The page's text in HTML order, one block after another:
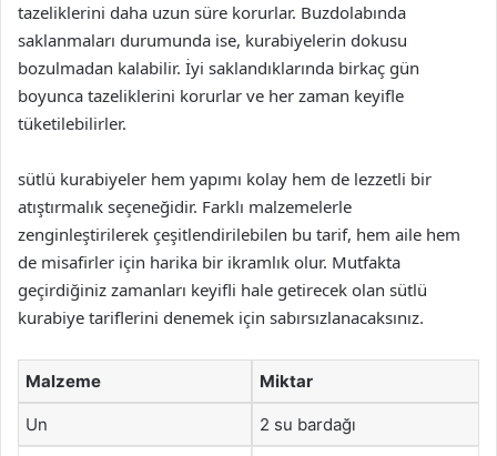
tazeliklerini daha uzun süre korurlar. Buzdolabında
saklanmaları durumunda ise, kurabiyelerin dokusu
bozulmadan kalabilir. İyi saklandıklarında birkaç gün
boyunca tazeliklerini korurlar ve her zaman keyifle
tüketilebilirler.
sütlü kurabiyeler hem yapımı kolay hem de lezzetli bir
atıştırmalık seçeneğidir. Farklı malzemelerle
zenginleştirilerek çeşitlendirilebilen bu tarif, hem aile hem
de misafirler için harika bir ikramlık olur. Mutfakta
geçirdiğiniz zamanları keyifli hale getirecek olan sütlü
kurabiye tariflerini denemek için sabırsızlanacaksınız.
Malzeme Miktar
Un 2 su bardağı